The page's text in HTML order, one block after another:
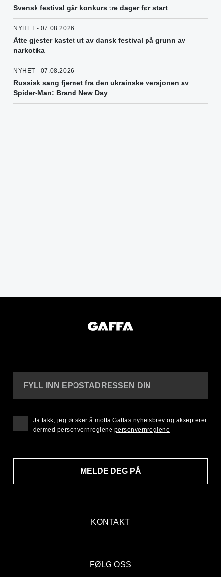
Svensk festival går konkurs tre dager før start
NYHET - 07.08.2026
Åtte gjester kastet ut av dansk festival på grunn av
narkotika
NYHET - 07.08.2026
Russisk sang fjernet fra den ukrainske versjonen av
Spider-Man: Brand New Day
KONTAKT
FYLL INN EPOSTADRESSEN DIN
MELDE DEG PÅ
Ja takk, jeg ønsker å motta Gaffas nyhetsbrev og aksepterer
dermed personvernreglene personvernreglene
FØLG OSS